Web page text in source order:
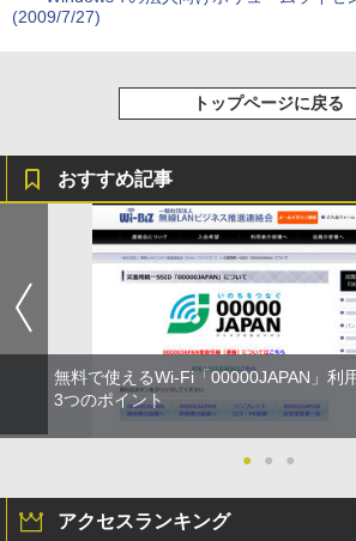
(2009/7/27)
トップページに戻る
おすすめ記事
無料で使えるWi-Fi「00000JAPAN」利
3つのポイント
● ● ●
アクセスランキング